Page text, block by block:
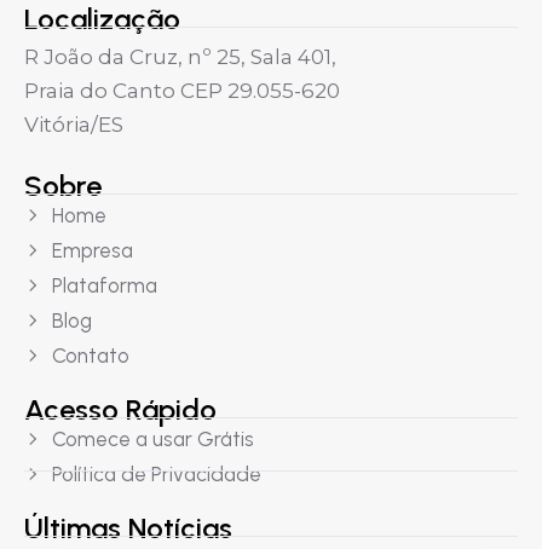
Localização
R João da Cruz, nº 25, Sala 401,
Praia do Canto CEP 29.055-620
Vitória/ES
Sobre
Home
Empresa
Plataforma
Blog
Contato
Acesso Rápido
Comece a usar Grátis
Política de Privacidade
Últimas Notícias